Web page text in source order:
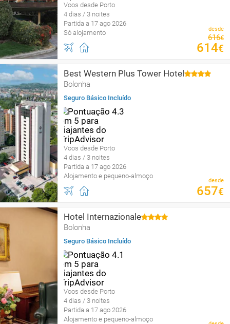
Voos desde Porto
4 dias / 3 noites
Partida a 17 ago 2026
Só alojamento
desde
616€
614€
Best Western Plus Tower Hotel
Bolonha
Seguro Básico Incluído
Voos desde Porto
4 dias / 3 noites
Partida a 17 ago 2026
Alojamento e pequeno-almoço
desde
657€
Hotel Internazionale
Bolonha
Seguro Básico Incluído
Voos desde Porto
4 dias / 3 noites
Partida a 17 ago 2026
Alojamento e pequeno-almoço